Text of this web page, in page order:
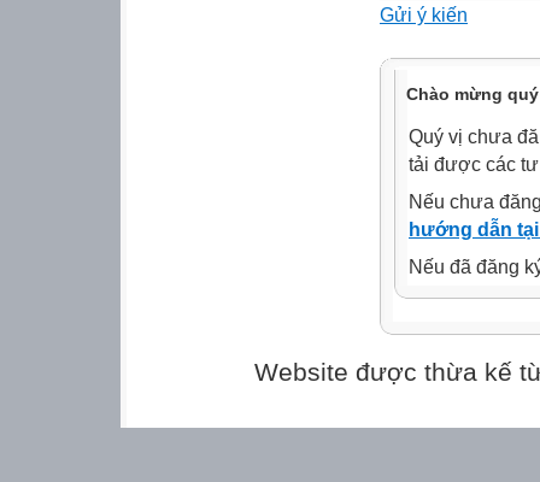
Mỗi bạn
Lớp 3B có 18
hàng. Hỏi mỗi
18 : 3 = 6
6 học sinh.
Có 16 viên kẹo,
túi.
Gửi ý kiến
Chào mừng quý
Quý vị chưa
tải được các
Nếu chưa
hướng dẫn
Nếu đã đăng
Website được thừa kế